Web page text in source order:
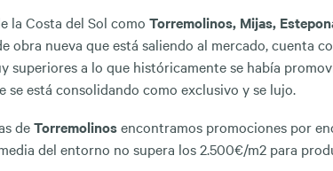
la Costa del Sol como Torremolinos, Mijas,
obra nueva que está saliendo al mercado, cuenta
superiores a lo que históricamente se había
se está consolidando como exclusivo y se lujo.
deTorremolinosencontramos promociones por
del entorno no supera los 2.500€/m2 para